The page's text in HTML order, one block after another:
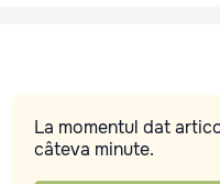
La momentul dat
câteva minute.